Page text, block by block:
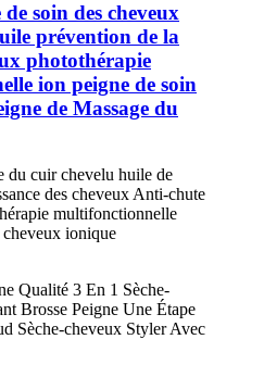
soin des cheveux
prévention de la
photothérapie
ion peigne de soin
de Massage du
du cuir chevelu huile de
des cheveux Anti-chute
multifonctionnelle
cheveux ionique